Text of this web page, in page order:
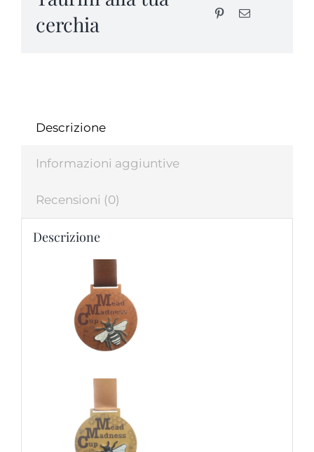
cerchia
Descrizione
Informazioni aggiuntive
Recensioni (0)
Descrizione